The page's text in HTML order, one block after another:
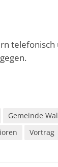
Gemeinde
Vortrag